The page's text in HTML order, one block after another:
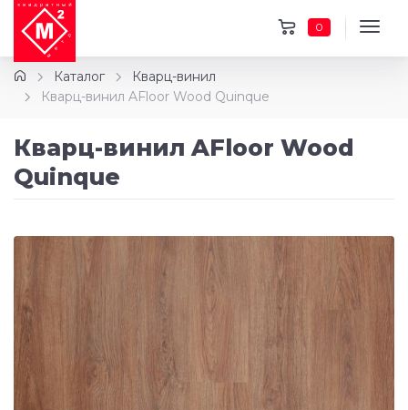
0
Каталог
Кварц-винил
Кварц-винил AFloor Wood Quinque
Кварц-винил AFloor Wood
Quinque